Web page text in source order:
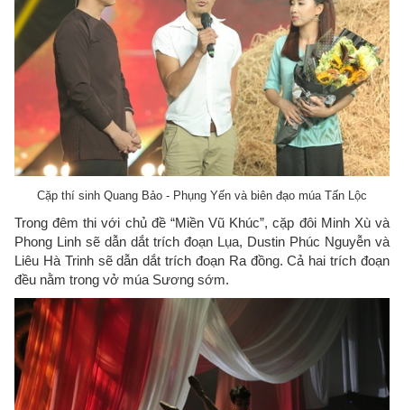
Cặp thí sinh Quang Bảo - Phụng Yến và biên đạo múa Tấn Lộc
Trong đêm thi với chủ đề “Miền Vũ Khúc”, cặp đôi Minh Xù và
Phong Linh sẽ dẫn dắt trích đoạn Lụa, Dustin Phúc Nguyễn và
Liêu Hà Trinh sẽ dẫn dắt trích đoạn Ra đồng. Cả hai trích đoạn
đều nằm trong vở múa Sương sớm.